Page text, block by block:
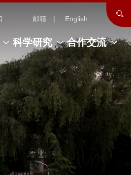
邮箱 English
科学研究 合作交流